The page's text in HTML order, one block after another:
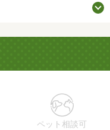
ペット相談可